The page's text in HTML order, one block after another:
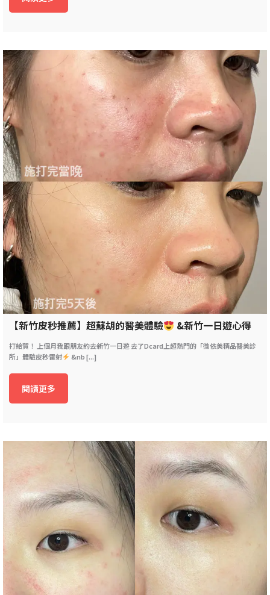
【新竹皮秒推薦】超蘇胡的醫美體驗 &新竹一日遊心得
打給賀！ 上個月我跟朋友約去新竹一日遊 去了Dcard上超熱門的「微依美精品醫美診
所」體驗皮秒雷射
&nb [...]
閱讀更多